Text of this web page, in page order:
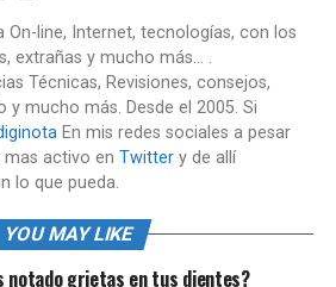
On-line, Internet, tecnologías, con los
extrañas y mucho más... .
Técnicas, Revisiones, consejos,
mucho más. Desde el 2005. Si
En mis redes sociales a pesar
mas activo en Twittery de allí
lo que pueda.
YOU MAY LIKE
notado grietas en tus dientes?